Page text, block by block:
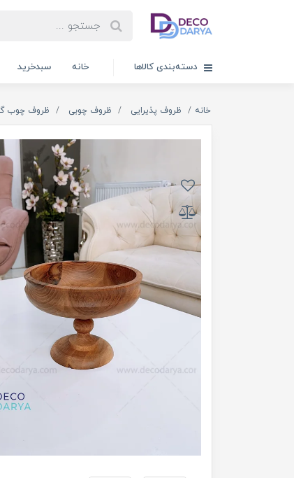
دسته‌بندی کالاها خانه سبدخرید
خانه ظروف پذیرایی ظروف چوبی ظروف چوب